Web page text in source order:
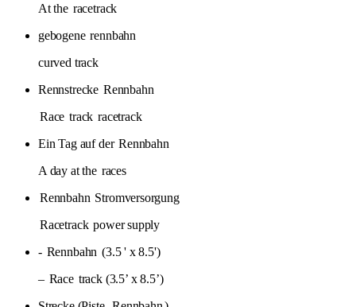
At the racetrack
gebogene rennbahn
curved track
Rennstrecke Rennbahn
Race track racetrack
Ein Tag auf der Rennbahn
A day at the races
Rennbahn Stromversorgung
Racetrack power supply
- Rennbahn (3.5 ' x 8.5')
– Race track (3.5’ x 8.5’)